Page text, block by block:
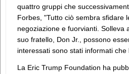
quattro gruppi che
Forbes, "Tutto ciò sembra sfidare
negoziazione e fuorvianti. Solleva
suo fratello, Don Jr., possono
interessati sono stati informati
La Eric Trump Foundation ha